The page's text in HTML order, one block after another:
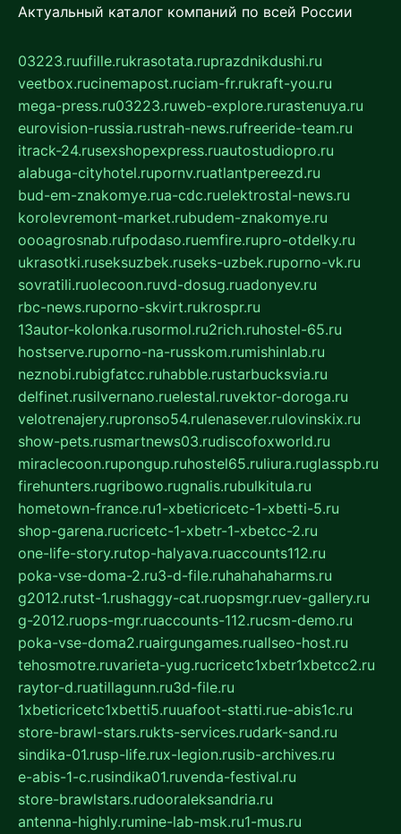
Актуальный каталог компаний по всей России
03223.ruufille.rukrasotata.ruprazdnikdushi.ru
veetbox.rucinemapost.ruciam-fr.rukraft-you.ru
mega-press.ru03223.ruweb-explore.rurastenuya.ru
eurovision-russia.rustrah-news.rufreeride-team.ru
itrack-24.rusexshopexpress.ruautostudiopro.ru
alabuga-cityhotel.rupornv.ruatlantpereezd.ru
bud-em-znakomye.rua-cdc.ruelektrostal-news.ru
korolevremont-market.rubudem-znakomye.ru
oooagrosnab.rufpodaso.ruemfire.rupro-otdelky.ru
ukrasotki.ruseksuzbek.ruseks-uzbek.ruporno-vk.ru
sovratili.ruolecoon.ruvd-dosug.ruadonyev.ru
rbc-news.ruporno-skvirt.rukrospr.ru
13autor-kolonka.rusormol.ru2rich.ruhostel-65.ru
hostserve.ruporno-na-russkom.rumishinlab.ru
neznobi.rubigfatcc.ruhabble.rustarbucksvia.ru
delfinet.rusilvernano.ruelestal.ruvektor-doroga.ru
velotrenajery.rupronso54.rulenasever.rulovinskix.ru
show-pets.rusmartnews03.rudiscofoxworld.ru
miraclecoon.rupongup.ruhostel65.ruliura.ruglasspb.ru
firehunters.rugribowo.rugnalis.rubulkitula.ru
hometown-france.ru1-xbeticricetc-1-xbetti-5.ru
shop-garena.rucricetc-1-xbetr-1-xbetcc-2.ru
one-life-story.rutop-halyava.ruaccounts112.ru
poka-vse-doma-2.ru3-d-file.ruhahahaharms.ru
g2012.rutst-1.rushaggy-cat.ruopsmgr.ruev-gallery.ru
g-2012.ruops-mgr.ruaccounts-112.rucsm-demo.ru
poka-vse-doma2.ruairgungames.ruallseo-host.ru
tehosmotre.ruvarieta-yug.rucricetc1xbetr1xbetcc2.ru
raytor-d.ruatillagunn.ru3d-file.ru
1xbeticricetc1xbetti5.ruuafoot-statti.rue-abis1c.ru
store-brawl-stars.rukts-services.rudark-sand.ru
sindika-01.rusp-life.rux-legion.rusib-archives.ru
e-abis-1-c.rusindika01.ruvenda-festival.ru
store-brawlstars.rudooraleksandria.ru
antenna-highly.rumine-lab-msk.ru1-mus.ru